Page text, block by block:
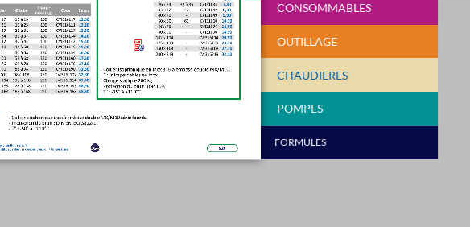
CONSOMMABLES
OUTILLAGE
CHAUDIERES
POMPES
FORMULES